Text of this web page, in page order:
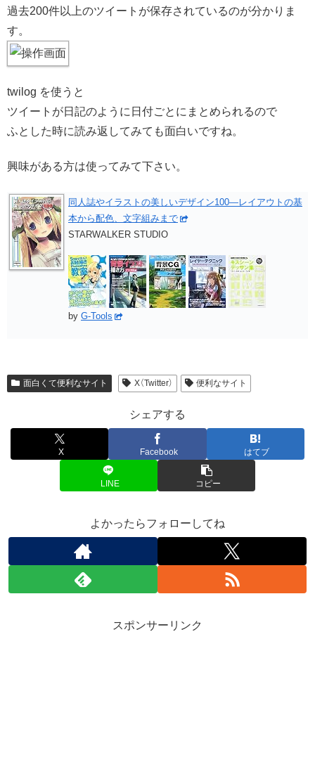
過去200件以上のツイートが保存されているのが分かりま
す。
twilog を使うと
ツイートが日記のように日付ごとにまとめられるので
ふとした時に読み返してみても面白いですね。
興味がある方は使ってみて下さい。
同人誌やイラストの美しいデザイン100―レイアウトの基
本から配色、文字組みまで
STARWALKER STUDIO
by G-Tools
面白くて便利なサイト X（Twitter） 便利なサイト
シェアする
X Facebook はてブ
LINE コピー
よかったらフォローしてね
スポンサーリンク